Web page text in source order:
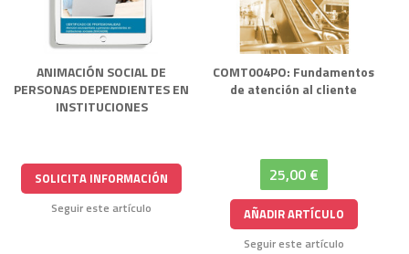
ANIMACIÓN SOCIAL DE
PERSONAS DEPENDIENTES EN
INSTITUCIONES
SOLICITA INFORMACIÓN
Seguir este artículo
COMT004PO: Fundamentos
de atención al cliente
25,00 €
AÑADIR ARTÍCULO
Seguir este artículo